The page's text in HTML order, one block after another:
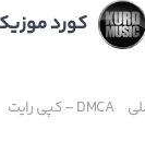
کورد
DMCA – کپی رایت